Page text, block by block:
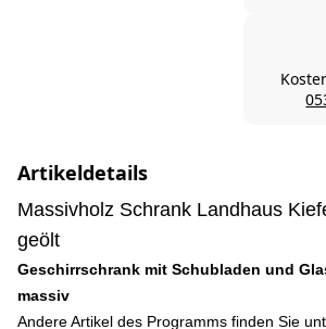
Artikeldetails
Massivholz Schrank Landhaus
geölt
Geschirrschrank mit Schubladen und
massiv
Andere Artikel des Programms finden Sie